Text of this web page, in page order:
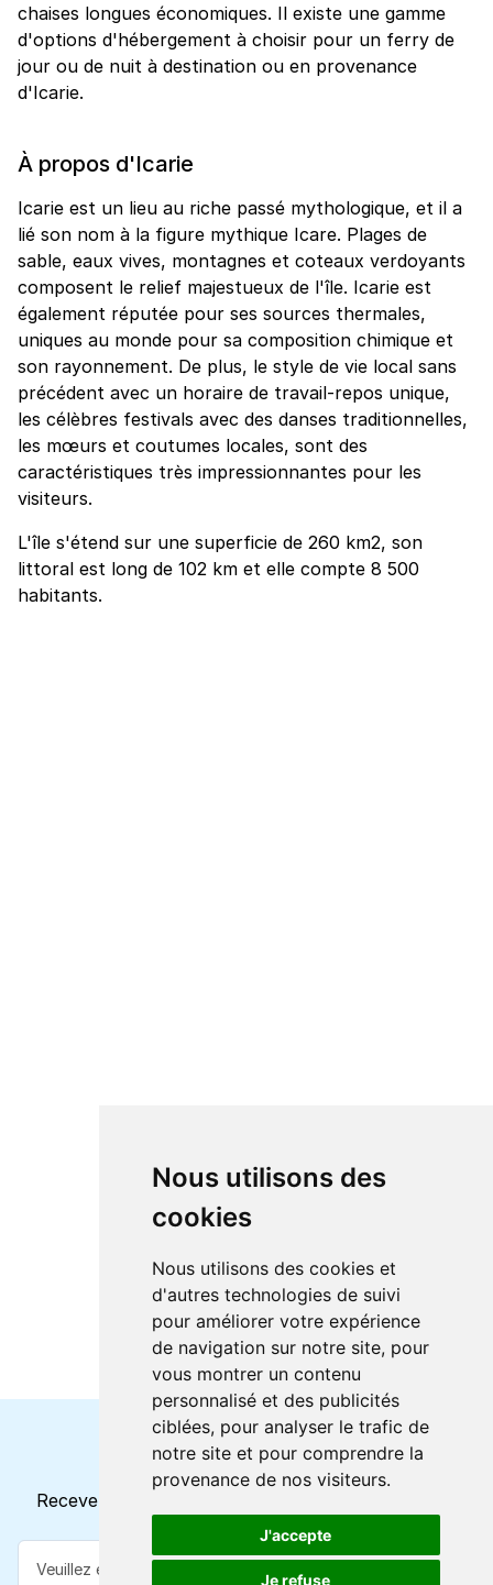
Nous utilisons des
cookies
Nous utilisons des cookies et
d'autres technologies de suivi
pour améliorer votre expérience
de navigation sur notre site, pour
vous montrer un contenu
personnalisé et des publicités
ciblées, pour analyser le trafic de
notre site et pour comprendre la
provenance de nos visiteurs.
J'accepte
Je refuse
chaises longues économiques. Il existe une gamme
d'options d'hébergement à choisir pour un ferry de
jour ou de nuit à destination ou en provenance
d'Icarie.
À propos d'Icarie
Icarie est un lieu au riche passé mythologique, et il a
lié son nom à la figure mythique Icare. Plages de
sable, eaux vives, montagnes et coteaux verdoyants
composent le relief majestueux de l'île. Icarie est
également réputée pour ses sources thermales,
uniques au monde pour sa composition chimique et
son rayonnement. De plus, le style de vie local sans
précédent avec un horaire de travail-repos unique,
les célèbres festivals avec des danses traditionnelles,
les mœurs et coutumes locales, sont des
caractéristiques très impressionnantes pour les
visiteurs.
L'île s'étend sur une superficie de 260 km2, son
littoral est long de 102 km et elle compte 8 500
habitants.
Horaires et offres actuels
Recevez toutes les mises à jour dans votre e-mail